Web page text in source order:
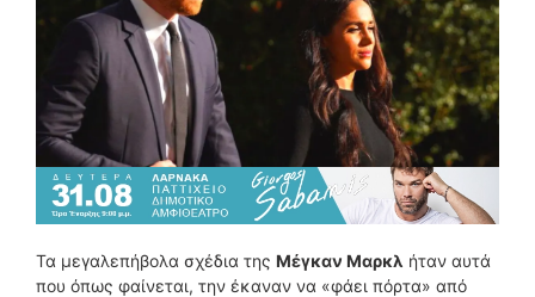
Τα μεγαλεπήβολα σχέδια της Μέγκαν Μαρκλ ήταν αυτά
που όπως φαίνεται, την έκαναν να «φάει πόρτα» από